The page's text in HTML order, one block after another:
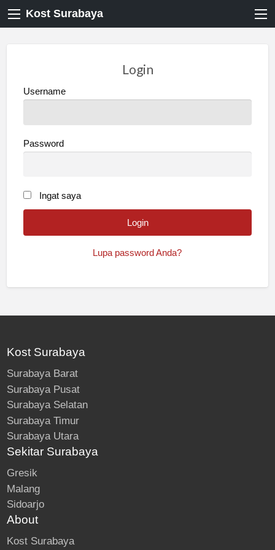
Kost Surabaya
Login
Username
Password
Ingat saya
Lupa password Anda?
Kost Surabaya
Surabaya Barat
Surabaya Pusat
Surabaya Selatan
Surabaya Timur
Surabaya Utara
Sekitar Surabaya
Gresik
Malang
Sidoarjo
About
Kost Surabaya